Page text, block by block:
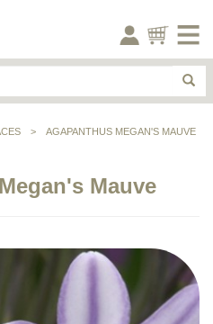
> AGAPANTHUS MEGAN'S MAUVE
Mauve